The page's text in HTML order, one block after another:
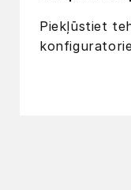
Piekļūstiet